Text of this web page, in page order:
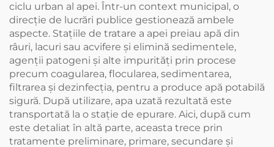
ciclu urban al apei. Într-un context municipal, o
direcție de lucrări publice gestionează ambele
aspecte. Stațiile de tratare a apei preiau apă din
râuri, lacuri sau acvifere și elimină sedimentele,
agenții patogeni și alte impurități prin procese
precum coagularea, flocularea, sedimentarea,
filtrarea și dezinfecția, pentru a produce apă potabilă
sigură. După utilizare, apa uzată rezultată este
transportată la o stație de epurare. Aici, după cum
este detaliat în altă parte, aceasta trece prin
tratamente preliminare, primare, secundare și